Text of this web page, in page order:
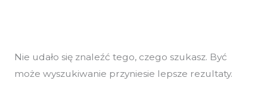
Nie udało się znaleźć tego, czego szukasz. Być
może wyszukiwanie przyniesie lepsze rezultaty.